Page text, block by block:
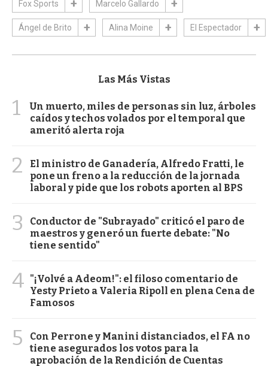
Fox Sports Marcelo Gallardo
Ángel de Brito Alina Moine El Espectador
Las Más Vistas
1
Un muerto, miles de personas sin luz, árboles
caídos y techos volados por el temporal que
ameritó alerta roja
2
El ministro de Ganadería, Alfredo Fratti, le
pone un freno a la reducción de la jornada
laboral y pide que los robots aporten al BPS
3
Conductor de "Subrayado" criticó el paro de
maestros y generó un fuerte debate: "No
tiene sentido"
4 "¡Volvé a Adeom!": el filoso comentario de
Yesty Prieto a Valeria Ripoll en plena Cena de
Famosos
5
Con Perrone y Manini distanciados, el FA no
tiene asegurados los votos para la
aprobación de la Rendición de Cuentas